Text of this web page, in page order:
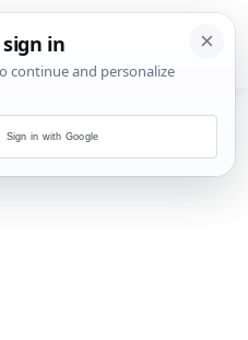
Sign in with Google